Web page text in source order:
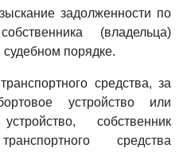
задолженности по
(владельца)
судебном порядке.
средства, за
устройство или
собственник
средства